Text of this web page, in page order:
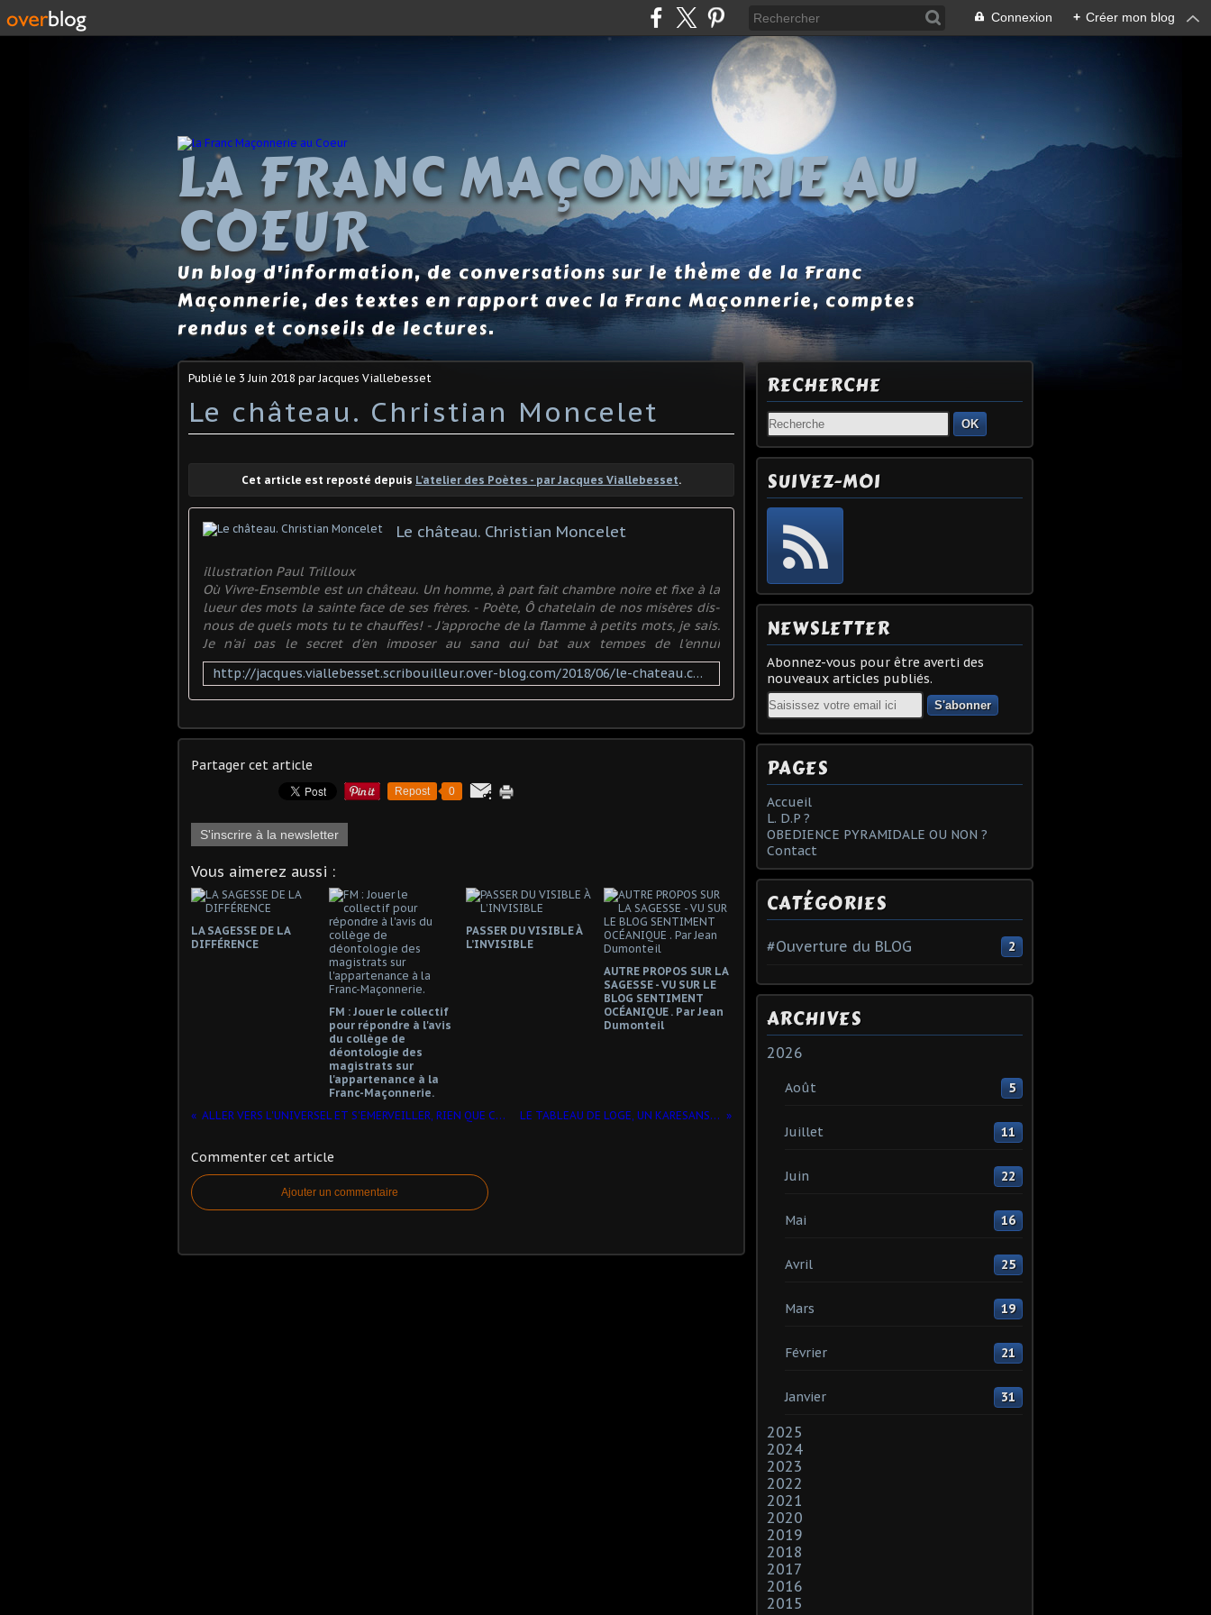
Connexion + Créer mon blog
LA FRANC MAÇONNERIE AU
COEUR
Un blog d'information, de conversations sur le thème de la Franc
Maçonnerie, des textes en rapport avec la Franc Maçonnerie, comptes
rendus et conseils de lectures.
Publié le 3 Juin 2018 par Jacques Viallebesset
Le château. Christian Moncelet
Cet article est reposté depuis L'atelier des Poètes - par Jacques Viallebesset.
Le château. Christian Moncelet
illustration Paul Trilloux
Où Vivre-Ensemble est un château. Un homme, à part fait chambre noire et fixe à la
lueur des mots la sainte face de ses frères. - Poète, Ô chatelain de nos misères dis-
nous de quels mots tu te chauffes! - J'approche de la flamme à petits mots, je sais.
Je n'ai pas le secret d'en imposer au sang qui bat aux tempes de l'ennui
négligemment. Mes vers charbonnent p
http://jacques.viallebesset.scribouilleur.over-blog.com/2018/06/le-chateau.christian-moncelet.html
Partager cet article
Repost 0
S'inscrire à la newsletter
Vous aimerez aussi :
LA SAGESSE DE LA
DIFFÉRENCE
FM : Jouer le collectif
pour répondre à l'avis
du collège de
déontologie des
magistrats sur
l'appartenance à la
Franc-Maçonnerie.
PASSER DU VISIBLE À
L’INVISIBLE
AUTRE PROPOS SUR LA
SAGESSE - VU SUR LE
BLOG SENTIMENT
OCÉANIQUE . Par Jean
Dumonteil
ALLER VERS L'UNIVERSEL ET S'EMERVEILLER, RIEN QUE CA... LE TABLEAU DE LOGE, UN KARESANSUI
Commenter cet article
Ajouter un commentaire
RECHERCHE
OK
SUIVEZ-MOI
NEWSLETTER
Abonnez-vous pour être averti des
nouveaux articles publiés.
Email
PAGES
Accueil
L. D.P ?
OBEDIENCE PYRAMIDALE OU NON ?
Contact
CATÉGORIES
#Ouverture du BLOG 2
ARCHIVES
2026
Août 5
Juillet 11
Juin 22
Mai 16
Avril 25
Mars 19
Février 21
Janvier 31
2025
2024
2023
2022
2021
2020
2019
2018
2017
2016
2015